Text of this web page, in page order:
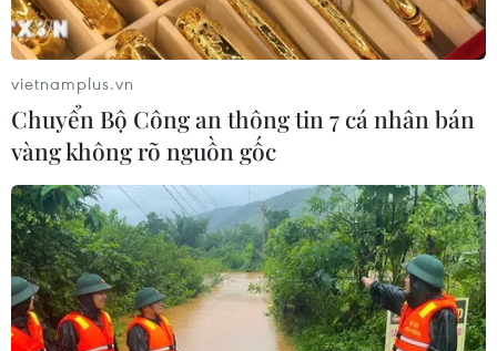
vietnamplus.vn
Chuyển Bộ Công an thông tin 7 cá nhân bán
vàng không rõ nguồn gốc